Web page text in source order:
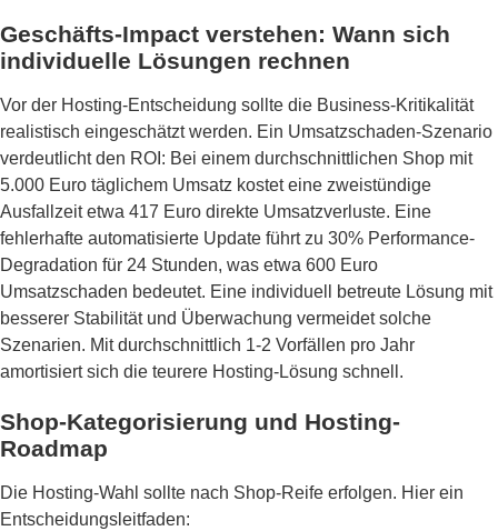
Geschäfts-Impact verstehen: Wann sich
individuelle Lösungen rechnen
Vor der Hosting-Entscheidung sollte die Business-Kritikalität
realistisch eingeschätzt werden. Ein Umsatzschaden-Szenario
verdeutlicht den ROI: Bei einem durchschnittlichen Shop mit
5.000 Euro täglichem Umsatz kostet eine zweistündige
Ausfallzeit etwa 417 Euro direkte Umsatzverluste. Eine
fehlerhafte automatisierte Update führt zu 30% Performance-
Degradation für 24 Stunden, was etwa 600 Euro
Umsatzschaden bedeutet. Eine individuell betreute Lösung mit
besserer Stabilität und Überwachung vermeidet solche
Szenarien. Mit durchschnittlich 1-2 Vorfällen pro Jahr
amortisiert sich die teurere Hosting-Lösung schnell.
Shop-Kategorisierung und Hosting-
Roadmap
Die Hosting-Wahl sollte nach Shop-Reife erfolgen. Hier ein
Entscheidungsleitfaden: